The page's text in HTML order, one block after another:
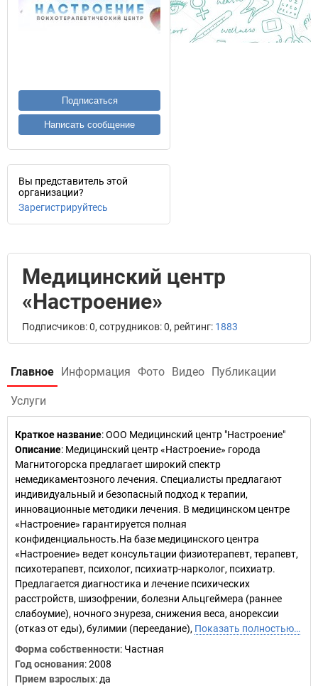
Подписаться
Написать сообщение
Вы представитель этой
организации?
Зарегистрируйтесь
Медицинский центр
«Настроение»
Подписчиков: 0, сотрудников: 0, рейтинг: 1883
Главное Информация Фото Видео Публикации
Услуги
Краткое название:ООО Медицинский центр "Настроение"
Описание: Медицинский центр «Настроение» города
Магнитогорска предлагает широкий спектр
немедикаментозного лечения. Специалисты предлагают
индивидуальный и безопасный подход к терапии,
инновационные методики лечения. В медицинском центре
«Настроение» гарантируется полная
конфиденциальность.На базе медицинского центра
«Настроение» ведет консультации физиотерапевт, терапевт,
психотерапевт, психолог, психиатр-нарколог, психиатр.
Предлагается диагностика и лечение психических
расстройств, шизофрении, болезни Альцгеймера (раннее
слабоумие), ночного энуреза, снижения веса, анорексии
(отказ от еды), булимии (переедание), Показать полностью…
Форма собственности: Частная
Год основания:2008
Прием взрослых: да